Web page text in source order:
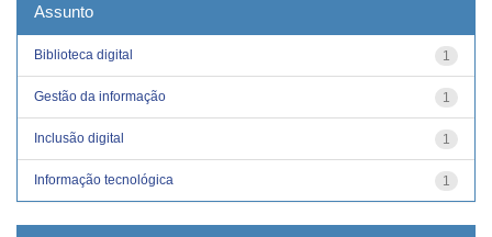
Assunto
1
Biblioteca digital
1
Gestão da informação
1
Inclusão digital
1
Informação tecnológica